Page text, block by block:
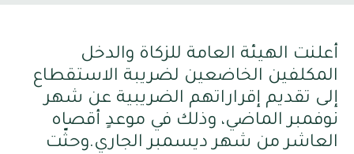
أعلنت الهيئة العامة للزكاة والدخل
المكلفين الخاضعين لضريبة الاستقطاع
إلى تقديم إقراراتهم الضريبية عن شهر
نوفمبر الماضي، وذلك في موعدٍ أقصاه
العاشر من شهر ديسمبر الجاري.وحثّت